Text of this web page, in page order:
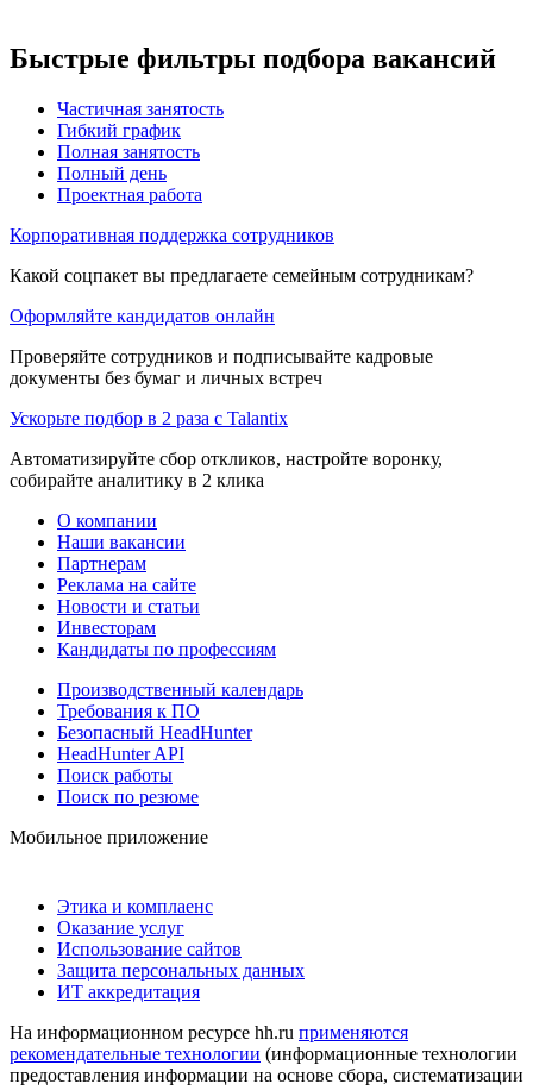
Быстрые фильтры подбора вакансий
Частичная занятость
Гибкий график
Полная занятость
Полный день
Проектная работа
Корпоративная поддержка сотрудников
Какой соцпакет вы предлагаете семейным сотрудникам?
Оформляйте кандидатов онлайн
Проверяйте сотрудников и подписывайте кадровые
документы без бумаг и личных встреч
Ускорьте подбор в 2 раза с Talantix
Автоматизируйте сбор откликов, настройте воронку,
собирайте аналитику в 2 клика
О компании
Наши вакансии
Партнерам
Реклама на сайте
Новости и статьи
Инвесторам
Кандидаты по профессиям
Производственный календарь
Требования к ПО
Безопасный HeadHunter
HeadHunter API
Поиск работы
Поиск по резюме
Мобильное приложение
Этика и комплаенс
Оказание услуг
Использование сайтов
Защита персональных данных
ИТ аккредитация
На информационном ресурсе hh.ru применяются
рекомендательные технологии (информационные технологии
предоставления информации на основе сбора, систематизации